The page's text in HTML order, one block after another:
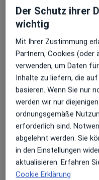
Allgemeinmedizin
Allgemeinmedizin Boize
Allgemeinmedizin
Allgemeinmedizin
Allgemeinmedizin
Allgemeinmedizin Bonn
Allgemeinmedizin
Allgemeinmedizin
Allgemeinmedizin
Der Schutz ihrer
wichtig
Mit Ihrer Zustimmung
Partnern, Cookies (oder
verwenden, um Daten
Inhalte zu liefern, die
basieren. Wenn Sie nur
werden wir nur
ordnungsgemäße
erforderlich sind.
abgelehnt werden. Sie
in den Einstellungen
aktualisieren. Erfahren
Cookie Erklärung